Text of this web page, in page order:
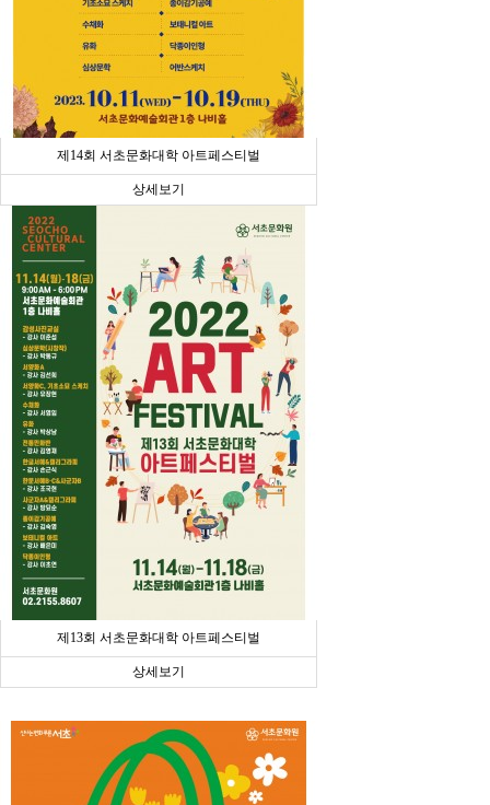
제14회 서초문화대학 아트페스티벌
상세보기
제13회 서초문화대학 아트페스티벌
상세보기